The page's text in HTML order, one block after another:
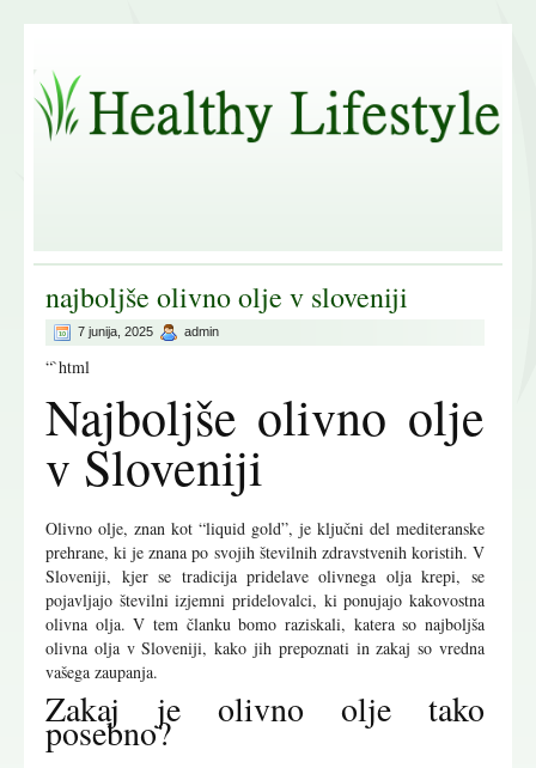
najboljše olivno olje v sloveniji
7 junija, 2025 admin
“`html
Najboljše olivno olje
v Sloveniji
Olivno olje, znan kot “liquid gold”, je ključni del mediteranske
prehrane, ki je znana po svojih številnih zdravstvenih koristih. V
Sloveniji, kjer se tradicija pridelave olivnega olja krepi, se
pojavljajo številni izjemni pridelovalci, ki ponujajo kakovostna
olivna olja. V tem članku bomo raziskali, katera so najboljša
olivna olja v Sloveniji, kako jih prepoznati in zakaj so vredna
vašega zaupanja.
Zakaj je olivno olje tako
posebno?